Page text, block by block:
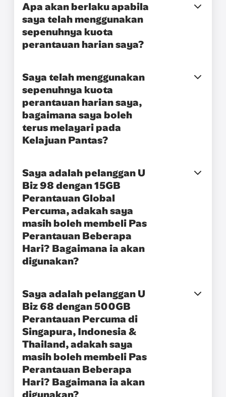
Apa akan berlaku apabila
saya telah menggunakan
sepenuhnya kuota
perantauan harian saya?
Saya telah menggunakan
sepenuhnya kuota
perantauan harian saya,
bagaimana saya boleh
terus melayari pada
Kelajuan Pantas?
Saya adalah pelanggan U
Biz 98 dengan 15GB
Perantauan Global
Percuma, adakah saya
masih boleh membeli Pas
Perantauan Beberapa
Hari? Bagaimana ia akan
digunakan?
Saya adalah pelanggan U
Biz 68 dengan 500GB
Perantauan Percuma di
Singapura, Indonesia &
Thailand, adakah saya
masih boleh membeli Pas
Perantauan Beberapa
Hari? Bagaimana ia akan
digunakan?